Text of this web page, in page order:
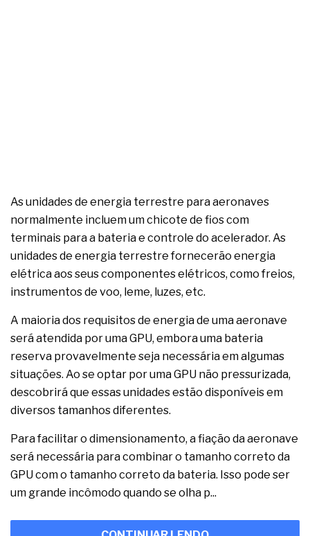
As unidades de energia terrestre para aeronaves
normalmente incluem um chicote de fios com
terminais para a bateria e controle do acelerador. As
unidades de energia terrestre fornecerão energia
elétrica aos seus componentes elétricos, como freios,
instrumentos de voo, leme, luzes, etc.
A maioria dos requisitos de energia de uma aeronave
será atendida por uma GPU, embora uma bateria
reserva provavelmente seja necessária em algumas
situações. Ao se optar por uma GPU não pressurizada,
descobrirá que essas unidades estão disponíveis em
diversos tamanhos diferentes.
Para facilitar o dimensionamento, a fiação da aeronave
será necessária para combinar o tamanho correto da
GPU com o tamanho correto da bateria. Isso pode ser
um grande incômodo quando se olha p...